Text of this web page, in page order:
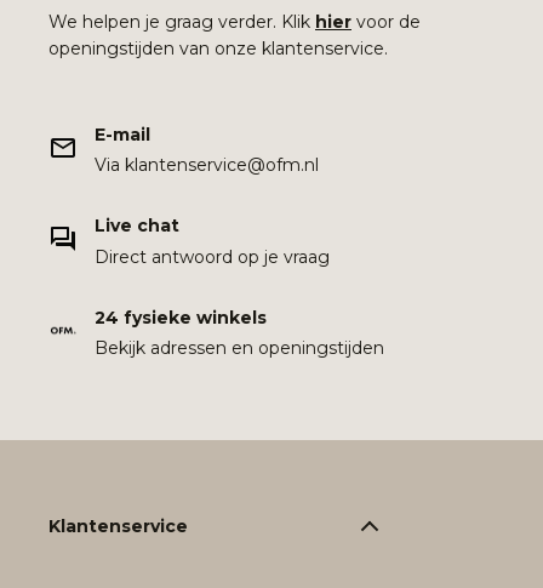
We helpen je graag verder. Klik hier voor de
openingstijden van onze klantenservice.
E-mail
Via klantenservice@ofm.nl
Live chat
Direct antwoord op je vraag
24 fysieke winkels
Bekijk adressen en openingstijden
Klantenservice